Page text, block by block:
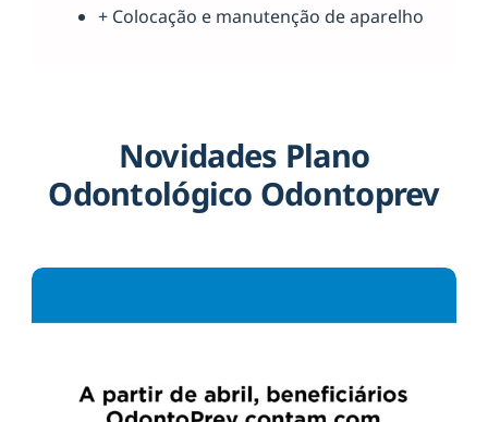
+ Colocação e manutenção de aparelho
Novidades Plano
Odontológico Odontoprev